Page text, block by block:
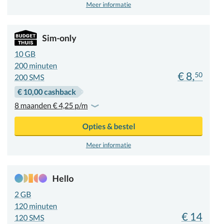
Meer informatie
Sim-only
10 GB
200 minuten
200 SMS
€ 8,50
€ 10,00 cashback
8 maanden € 4,25 p/m
Opties & bestel
Meer informatie
Hello
2 GB
120 minuten
120 SMS
€ 14